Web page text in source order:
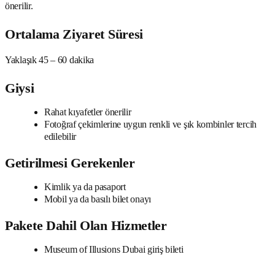
önerilir.
Ortalama Ziyaret Süresi
Yaklaşık 45 – 60 dakika
Giysi
Rahat kıyafetler önerilir
Fotoğraf çekimlerine uygun renkli ve şık kombinler tercih
edilebilir
Getirilmesi Gerekenler
Kimlik ya da pasaport
Mobil ya da basılı bilet onayı
Pakete Dahil Olan Hizmetler
Museum of Illusions Dubai giriş bileti